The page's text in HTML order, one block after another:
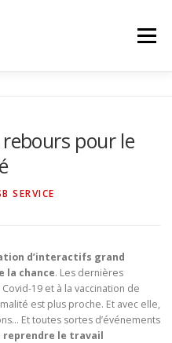
Menu
pour le
SERVICE
d’interactifs grand
la chance. Les dernières
19 et à la vaccination de
est plus proche. Et avec elle,
Et toutes sortes d’événements
le travail